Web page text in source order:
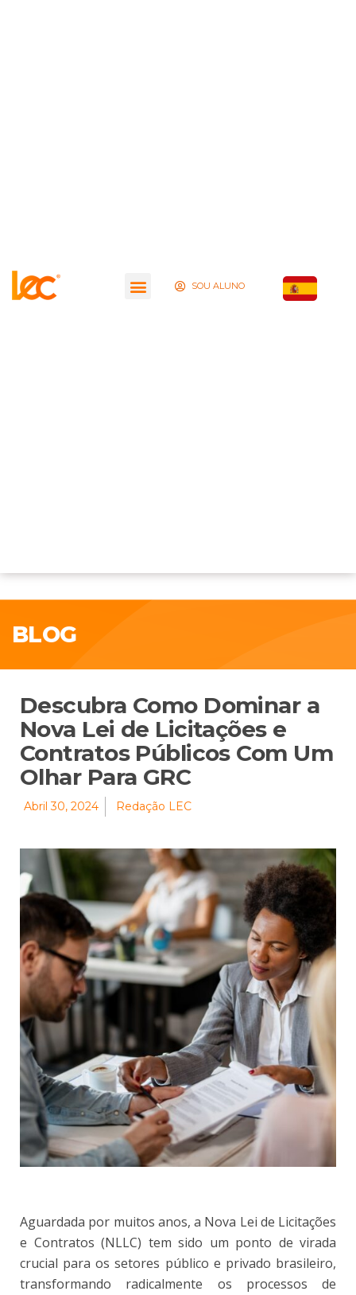
SOU ALUNO
BLOG
Descubra Como Dominar a
Nova Lei de Licitações e
Contratos Públicos Com Um
Olhar Para GRC
Abril 30, 2024 Redação LEC
Aguardada por muitos anos, a Nova Lei de Licitações
e Contratos (NLLC) tem sido um ponto de virada
crucial para os setores público e privado brasileiro,
transformando radicalmente os processos de